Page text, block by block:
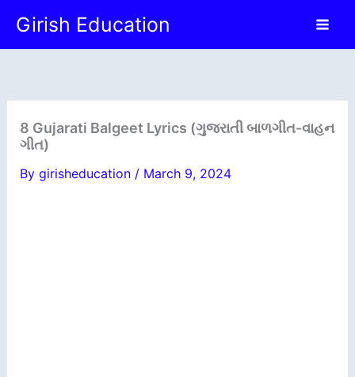
content
Girish Education
8 Gujarati Balgeet Lyrics (ગુજરાતી બાળગીત-વાહન
ગીત)
By girisheducation / March 9, 2024